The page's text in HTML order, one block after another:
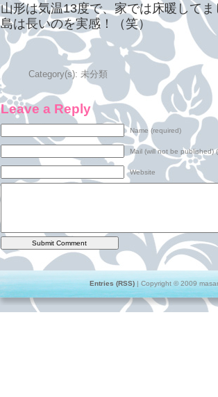
山形は気温13度で、家では床暖して
島は長いのを実感！（笑）
Category(s): 未分類
Leave a Reply
Name (required)
Mail (will not be published)
Website
Entries (RSS) | Copyright © 2009